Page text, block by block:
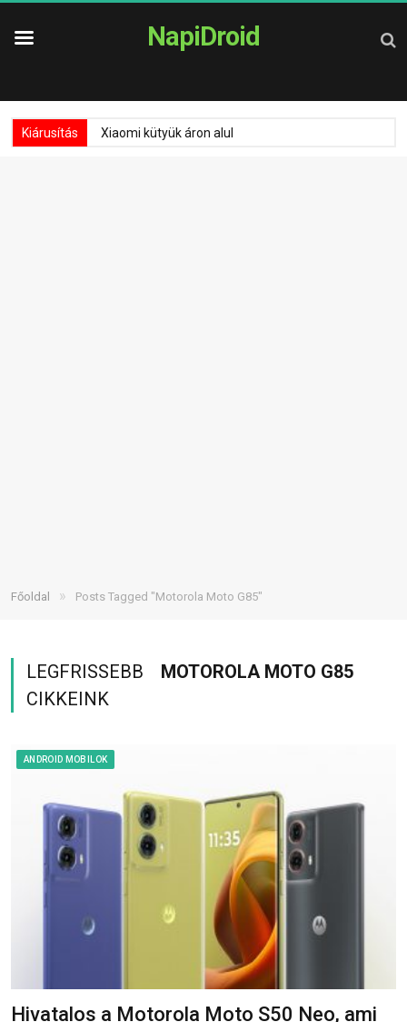
NapiDroid
Kiárusítás Xiaomi kütyük áron alul
Főoldal » Posts Tagged "Motorola Moto G85"
LEGFRISSEBB
MOTOROLA MOTO G85
CIKKEINK
ANDROID MOBILOK
Hivatalos a Motorola Moto S50 Neo, ami